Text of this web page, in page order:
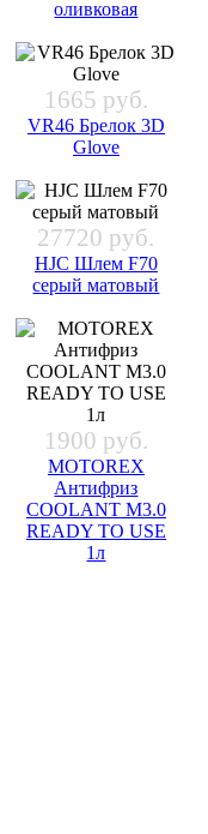
оливковая
1665 руб.
VR46 Брелок 3D
Glove
27720 руб.
HJC Шлем F70
серый матовый
1900 руб.
MOTOREX
Антифриз
COOLANT M3.0
READY TO USE
1л